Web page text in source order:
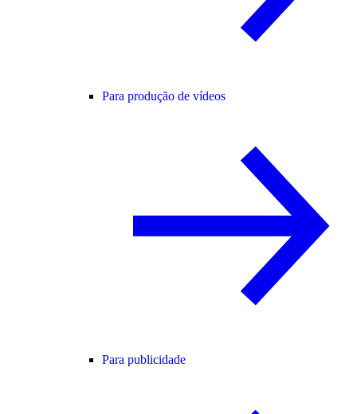
Para produção de vídeos
Para publicidade